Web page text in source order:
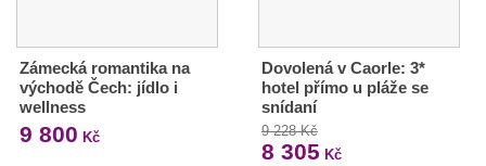
Zámecká romantika na
východě Čech: jídlo i
wellness
9 800 Kč
Dovolená v Caorle: 3*
hotel přímo u pláže se
snídaní
9 228 Kč
8 305 Kč